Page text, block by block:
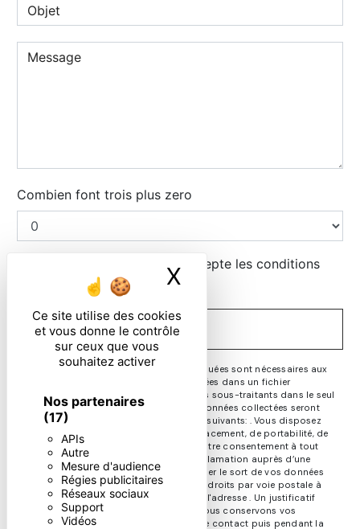
Ce site utilise des cookies
et vous donne le contrôle
sur ceux que vous
souhaitez activer
Nos partenaires
(17)
APIs
Autre
Mesure d'audience
Régies publicitaires
Réseaux sociaux
Support
Vidéos
X Masquer le
Combien font trois plus zero
En cochant cette case, j'accepte les conditions
particulières ci-dessous **
ENVOYER
** Les données personnelles communiquées sont nécessaires aux
fins de vous contacter et sont enregistrées dans un fichier
informatisé. Elles sont destinées à et ses sous-traitants dans le seul
but de répondre à votre message. Les données collectées seront
communiquées aux seuls destinataires suivants: . Vous disposez
de droits d’accès, de rectification, d’effacement, de portabilité, de
limitation, d’opposition, de retrait de votre consentement à tout
moment et du droit d’introduire une réclamation auprès d’une
autorité de contrôle, ainsi que d’organiser le sort de vos données
post-mortem. Vous pouvez exercer ces droits par voie postale à
l'adresse ou par courrier électronique à l'adresse . Un justificatif
d'identité pourra vous être demandé. Nous conservons vos
données pendant la période de prise de contact puis pendant la